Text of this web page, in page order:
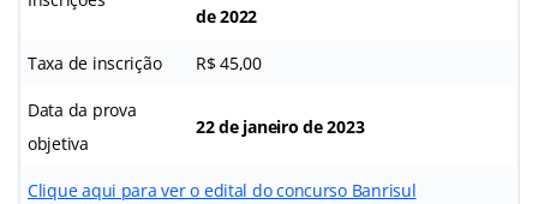
de 2022
Taxa de inscrição R$ 45,00
Data da prova
objetiva
22 de janeiro de 2023
Clique aqui para ver o edital do concurso Banrisul